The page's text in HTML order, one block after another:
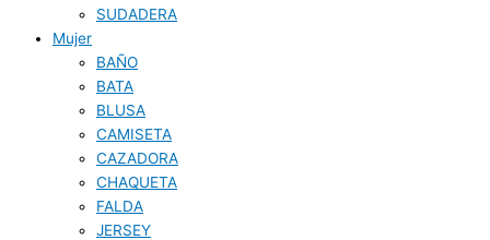
SUDADERA
Mujer
BAÑO
BATA
BLUSA
CAMISETA
CAZADORA
CHAQUETA
FALDA
JERSEY